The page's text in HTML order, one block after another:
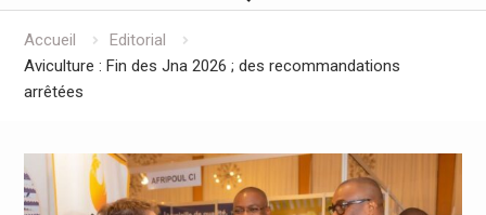
Accueil
Editorial
Aviculture : Fin des Jna 2026 ; des recommandations
arrêtées